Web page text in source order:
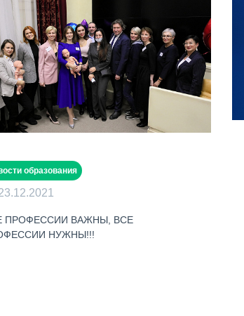
образования
ПРОФЕССИИ ВАЖНЫ, ВСЕ
НУЖНЫ!!!